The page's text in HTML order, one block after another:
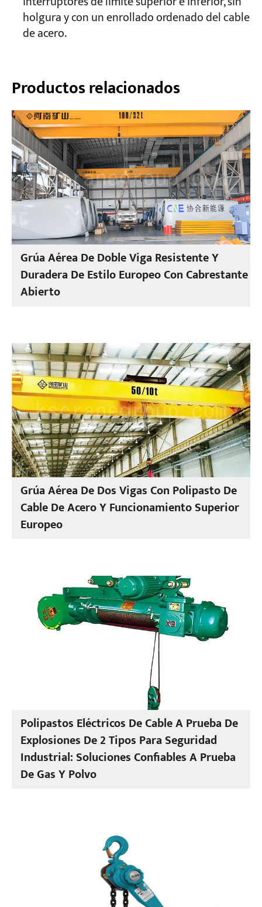
holgura y con un enrollado ordenado del cable
de acero.
Productos relacionados
Grúa Aérea De Doble Viga Resistente Y
Duradera De Estilo Europeo Con Cabrestante
Abierto
Grúa Aérea De Dos Vigas Con Polipasto De
Cable De Acero Y Funcionamiento Superior
Europeo
Polipastos Eléctricos De Cable A Prueba De
Explosiones De 2 Tipos Para Seguridad
Industrial: Soluciones Confiables A Prueba
De Gas Y Polvo